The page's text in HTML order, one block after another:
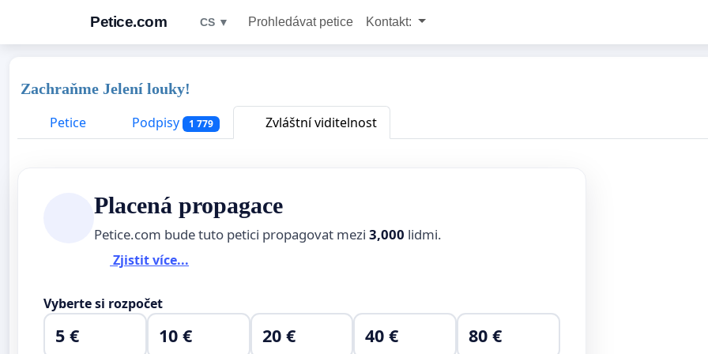
Petice.com CS ▼ Prohledávat petice Kontakt:
Zachraňme Jelení louky!
Petice
Podpisy 1 779 Zvláštní viditelnost
Placená propagace
Petice.com bude tuto petici propagovat mezi 3,000 lidmi.
Zjistit více...
Vyberte si rozpočet
5 € 10 € 20 € 40 € 80 €